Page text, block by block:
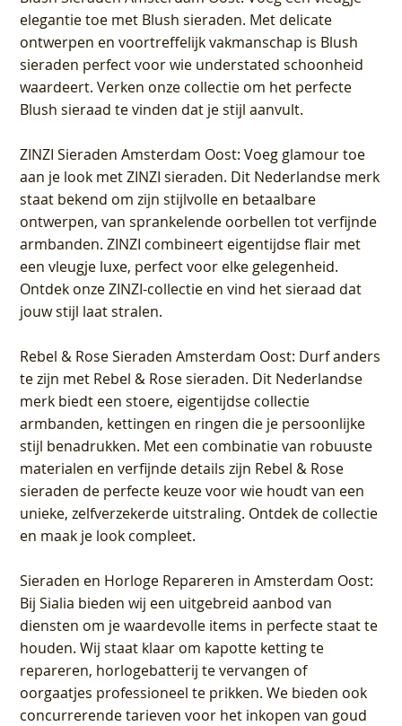
elegantie toe met Blush sieraden. Met delicate
ontwerpen en voortreffelijk vakmanschap is Blush
sieraden perfect voor wie understated schoonheid
waardeert. Verken onze collectie om het perfecte
Blush sieraad te vinden dat je stijl aanvult.
ZINZI Sieraden Amsterdam Oost: Voeg glamour toe
aan je look met ZINZI sieraden. Dit Nederlandse merk
staat bekend om zijn stijlvolle en betaalbare
ontwerpen, van sprankelende oorbellen tot verfijnde
armbanden. ZINZI combineert eigentijdse flair met
een vleugje luxe, perfect voor elke gelegenheid.
Ontdek onze ZINZI-collectie en vind het sieraad dat
jouw stijl laat stralen.
Rebel & Rose Sieraden Amsterdam Oost: Durf anders
te zijn met Rebel & Rose sieraden. Dit Nederlandse
merk biedt een stoere, eigentijdse collectie
armbanden, kettingen en ringen die je persoonlijke
stijl benadrukken. Met een combinatie van robuuste
materialen en verfijnde details zijn Rebel & Rose
sieraden de perfecte keuze voor wie houdt van een
unieke, zelfverzekerde uitstraling. Ontdek de collectie
en maak je look compleet.
Sieraden en Horloge Repareren in Amsterdam Oost:
Bij Sialia bieden wij een uitgebreid aanbod van
diensten om je waardevolle items in perfecte staat te
houden. Wij staat klaar om kapotte ketting te
repareren, horlogebatterij te vervangen of
oorgaatjes professioneel te prikken. We bieden ook
concurrerende tarieven voor het inkopen van goud